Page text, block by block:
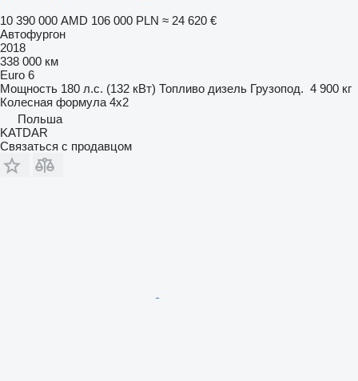
10 390 000 AMD 106 000 PLN ≈ 24 620 €
Автофургон
2018
338 000 км
Euro 6
Мощность 180 л.с. (132 кВт) Топливо дизель Грузопод. 4 900 кг
Колесная формула 4x2
Польша
KATDAR
Связаться с продавцом